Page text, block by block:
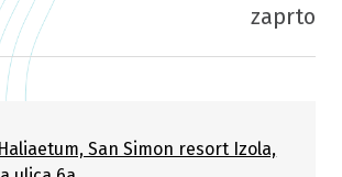
zaprto
San Simon resort Izola,